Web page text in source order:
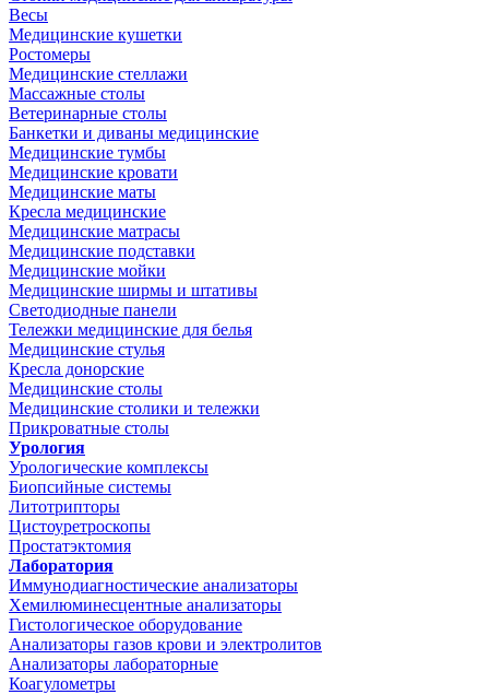
Весы
Медицинские кушетки
Ростомеры
Медицинские стеллажи
Массажные столы
Ветеринарные столы
Банкетки и диваны медицинские
Медицинские тумбы
Медицинские кровати
Медицинские маты
Кресла медицинские
Медицинские матрасы
Медицинские подставки
Медицинские мойки
Медицинские ширмы и штативы
Светодиодные панели
Тележки медицинские для белья
Медицинские стулья
Кресла донорские
Медицинские столы
Медицинские столики и тележки
Прикроватные столы
Урология
Урологические комплексы
Биопсийные системы
Литотрипторы
Цистоуретроскопы
Простатэктомия
Лаборатория
Иммунодиагностические анализаторы
Хемилюминесцентные анализаторы
Гистологическое оборудование
Анализаторы газов крови и электролитов
Анализаторы лабораторные
Коагулометры